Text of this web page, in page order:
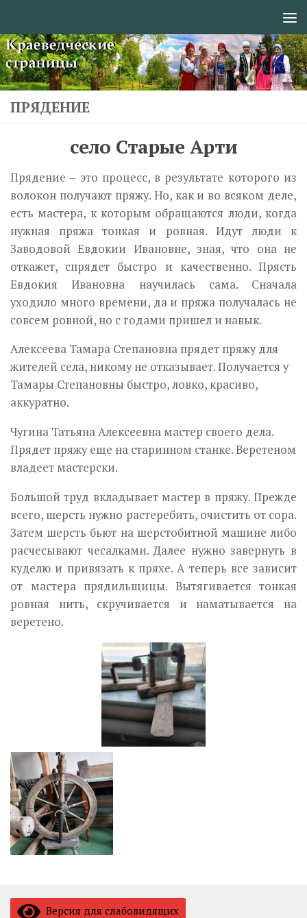
ПРЯДЕНИЕ
село Старые Арти
Прядение – это процесс, в результате которого из
волокон получают пряжу. Но, как и во всяком деле,
есть мастера, к которым обращаются люди, когда
нужная пряжа тонкая и ровная. Идут люди к
Заводовой Евдокии Ивановне, зная, что она не
откажет, спрядет быстро и качественно. Прясть
Евдокия Ивановна научилась сама. Сначала
уходило много времени, да и пряжа получалась не
совсем ровной, но с годами пришел и навык.
Алексеева Тамара Степановна прядет пряжу для
жителей села, никому не отказывает. Получается у
Тамары Степановны быстро, ловко, красиво,
аккуратно.
Чугина Татьяна Алексеевна мастер своего дела.
Прядет пряжу еще на старинном станке. Веретеном
владеет мастерски.
Большой труд вкладывает мастер в пряжу. Прежде
всего, шерсть нужно растеребить, очистить от сора.
Затем шерсть бьют на шерстобитной машине либо
расчесывают чесалками. Далее нужно завернуть в
куделю и привязать к пряхе. А теперь все зависит
от мастера прядильщицы. Вытягивается тонкая
ровная нить, скручивается и наматывается на
веретено.
Версия для слабовидящих